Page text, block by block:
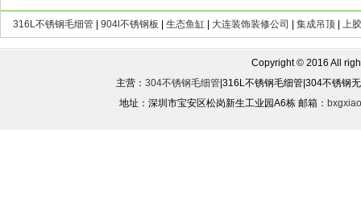
316L不锈钢毛细管| 904l不锈钢板 生态鱼缸| 大连装饰装修公司 集成吊顶| 上
Copyright © 2016 All
主营： 304不锈钢毛细管|316L不锈钢毛细管|304不锈钢
地址：深圳市宝安区松岗新生工业园A6栋 邮箱：